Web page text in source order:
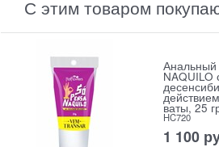
С этим товаром
Анальный
NAQUILO
ваты, 25
HC720
1 100